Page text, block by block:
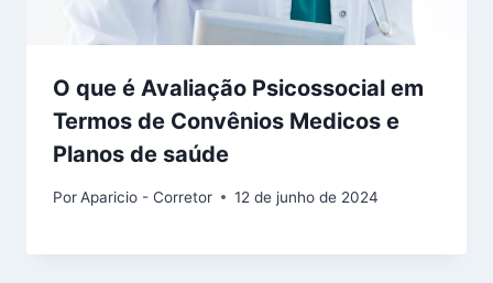
O que é Avaliação Psicossocial em
Termos de Convênios Medicos e
Planos de saúde
PorAparicio - Corretor 12 de junho de 2024